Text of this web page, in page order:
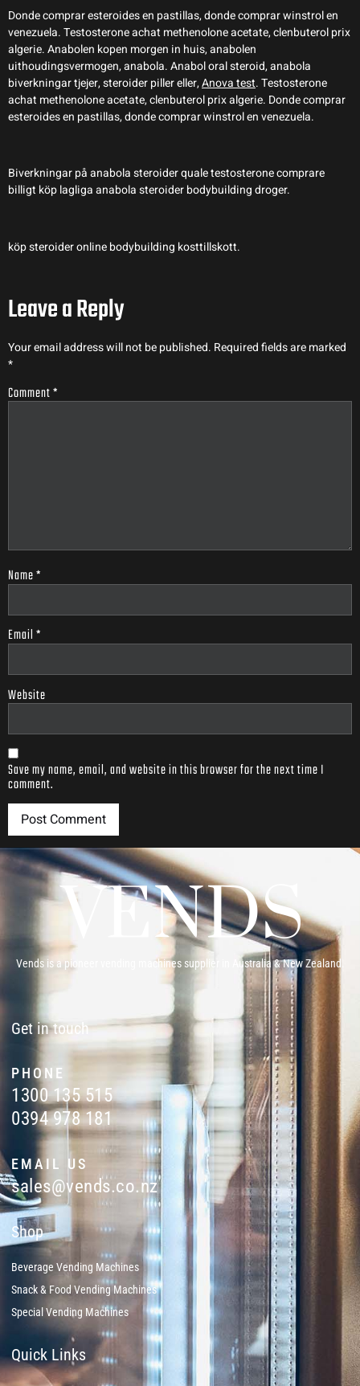
Donde comprar esteroides en pastillas, donde comprar winstrol en
venezuela. Testosterone achat methenolone acetate, clenbuterol prix
algerie. Anabolen kopen morgen in huis, anabolen
uithoudingsvermogen, anabola. Anabol oral steroid, anabola
biverkningar tjejer, steroider piller eller,Anova test. Testosterone
achat methenolone acetate, clenbuterol prix algerie. Donde comprar
esteroides en pastillas, donde comprar winstrol en venezuela.
Biverkningar på anabola steroider quale testosterone comprare
billigt köp lagliga anabola steroider bodybuilding droger.
köp steroider online bodybuilding kosttillskott.
Leave a Reply
Your email address will not be published. Required fields are marked
*
Comment*
Name*
Email*
Website
Save my name, email, and website in this browser for the next time I
comment.
Vends is a pioneer vending machines supplier in Australia & New Zealand.
Get in touch
PHONE
1300 135 515
0394 978 181
EMAIL US
sales@vends.co.nz
Shop
Beverage Vending Machines
Snack & Food Vending Machines
Special Vending Machines
Quick Links